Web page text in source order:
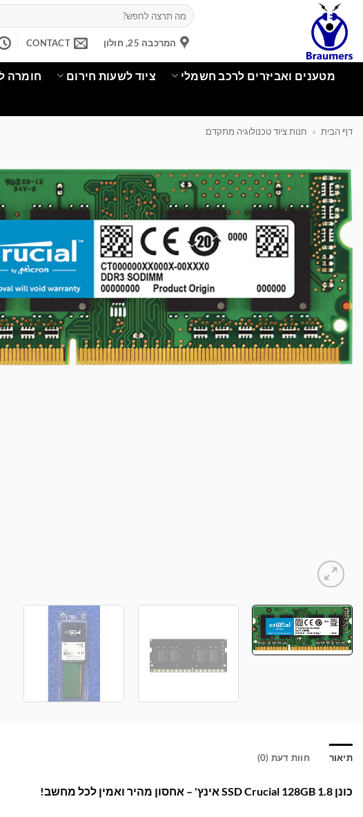
content
חיפוש
עבור:
המרכבה 25, חולון CONTACT
מטענים ואביזרים לרכב חשמלי ציוד לשעות חירום חומרה
דף הבית » חנות ציוד טכנולוגיה מתקדם
תיאור חוות דעת (0)
כונן SSD Crucial 128GB 1.8 אינץ' – אחסון מהיר ואמין לכל מחשב!